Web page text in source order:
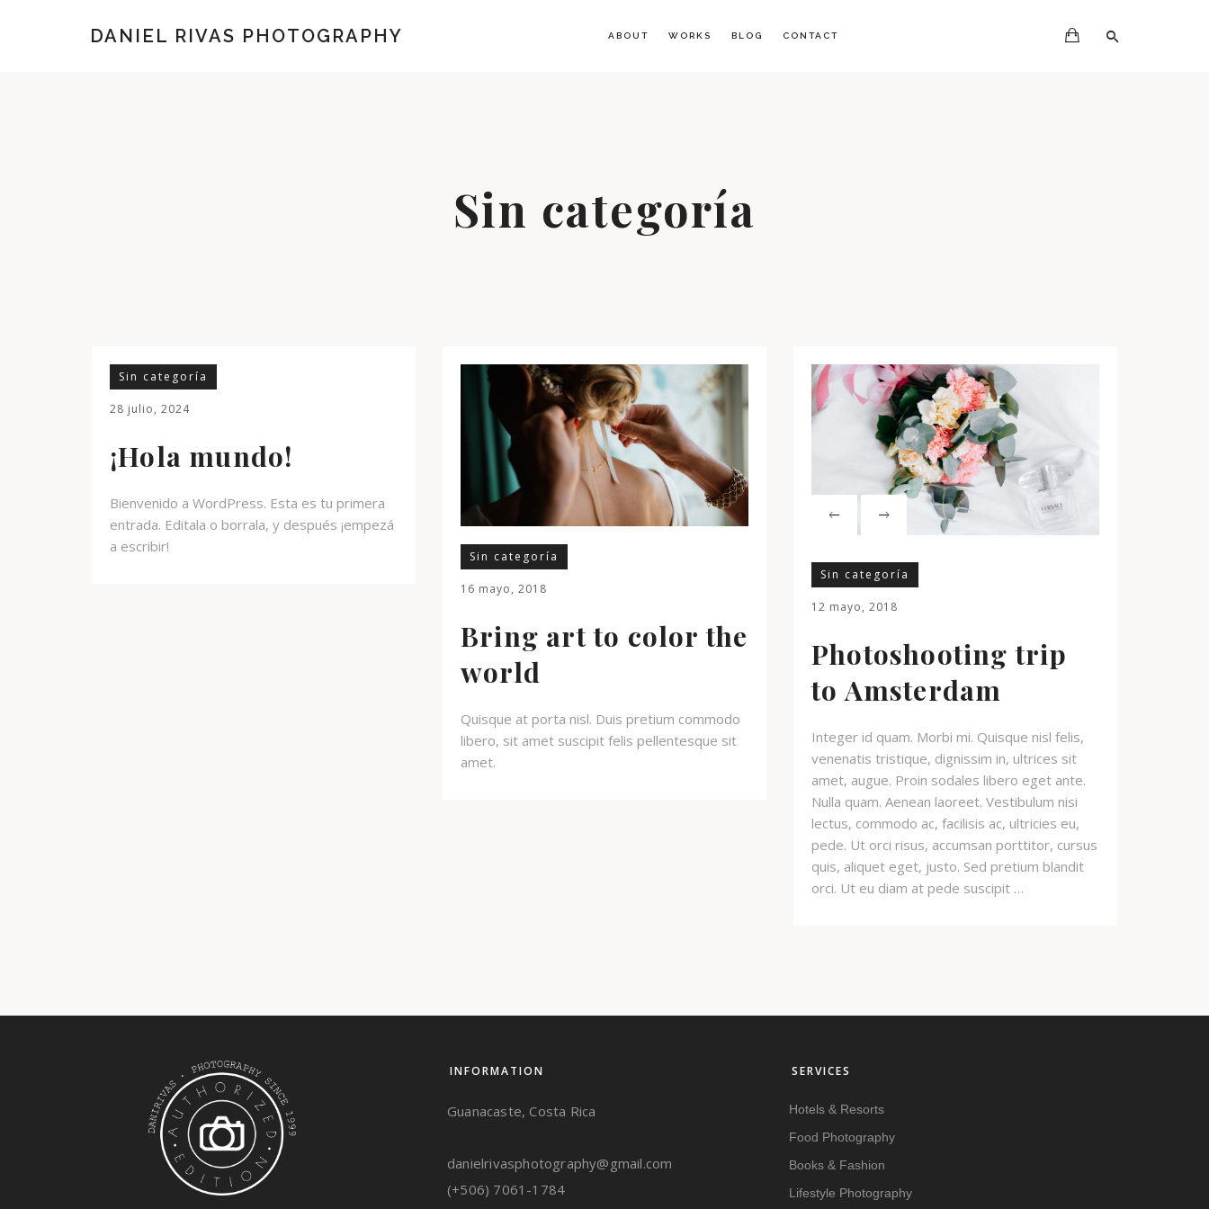
DANIEL RIVAS PHOTOGRAPHY ABOUT WORKS BLOG CONTACT
Sin categoría
Sin categoría
28 julio, 2024
¡Hola mundo!
Bienvenido a WordPress. Esta es tu primera
entrada. Editala o borrala, y después ¡empezá
a escribir!
Sin categoría
16 mayo, 2018
Bring art to color the
world
Quisque at porta nisl. Duis pretium commodo
libero, sit amet suscipit felis pellentesque sit
amet.
Sin categoría
12 mayo, 2018
Photoshooting trip
to Amsterdam
Integer id quam. Morbi mi. Quisque nisl felis,
venenatis tristique, dignissim in, ultrices sit
amet, augue. Proin sodales libero eget ante.
Nulla quam. Aenean laoreet. Vestibulum nisi
lectus, commodo ac, facilisis ac, ultricies eu,
pede. Ut orci risus, accumsan porttitor, cursus
quis, aliquet eget, justo. Sed pretium blandit
orci. Ut eu diam at pede suscipit …
INFORMATION
Guanacaste, Costa Rica
danielrivasphotography@gmail.com
(+506) 7061-1784
SERVICES
Hotels & Resorts
Food Photography
Books & Fashion
Lifestyle Photography